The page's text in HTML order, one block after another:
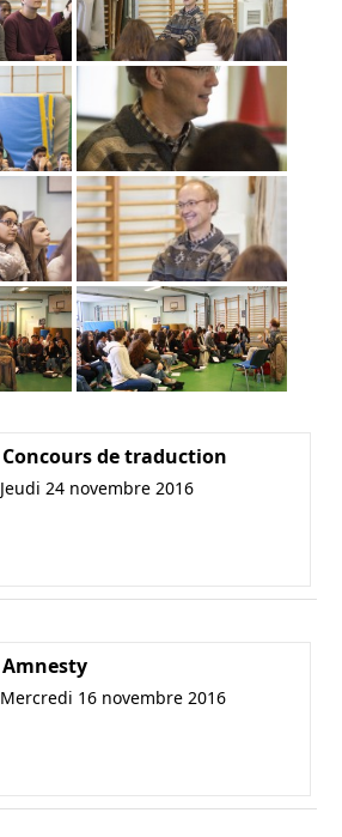
Concours de traduction
Jeudi 24 novembre 2016
Amnesty
Mercredi 16 novembre 2016